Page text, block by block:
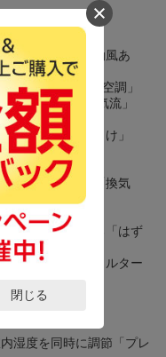
閉じる
り替える「自動風あ
調「2か所同時空調」
ド気流/ロング気流」
流」
防ぐ「保湿風よけ」
イパワー」
ができます。「換気
お手入れできる「はず
グを施したフィルター
エコスタート」
度を同時に調節「プレ